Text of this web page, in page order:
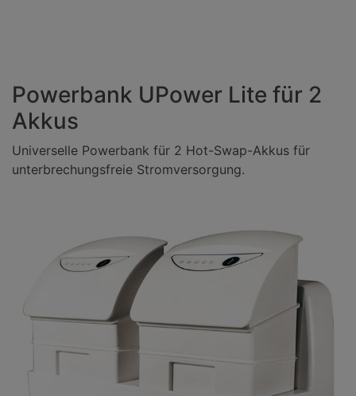
Powerbank UPower Lite für 2
Akkus
Universelle Powerbank für 2 Hot-Swap-Akkus für
unterbrechungsfreie Stromversorgung.